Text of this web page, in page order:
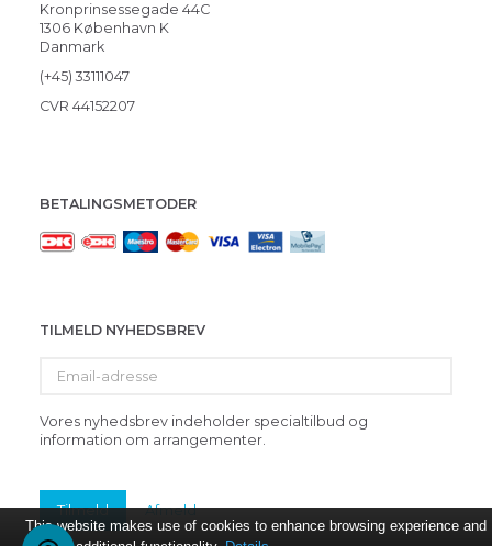
Kronprinsessegade 44C
1306 København K
Danmark
(+45) 33111047
CVR 44152207
BETALINGSMETODER
TILMELD NYHEDSBREV
adresse
Vores nyhedsbrev indeholder specialtilbud og
information om arrangementer.
Tilmeld Afmeld
This website makes use of cookies to enhance browsing experience and